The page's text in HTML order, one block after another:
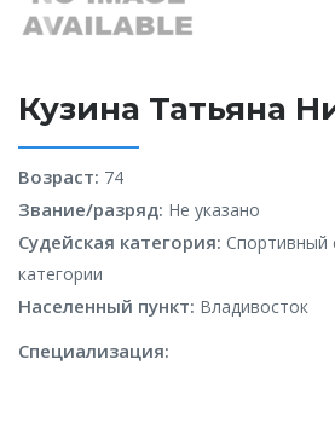
Кузина Татьяна
Возраст: 74
Звание/разряд: Не указано
Судейская категория: Спортивный
категории
Населенный пункт: Владивосток
Специализация: